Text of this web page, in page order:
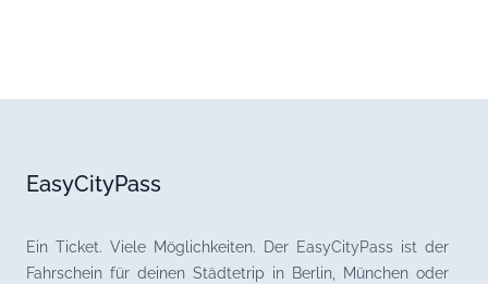
EasyCityPass
Ein Ticket. Viele Möglichkeiten. Der EasyCityPass ist der
Fahrschein für deinen Städtetrip in Berlin, München oder